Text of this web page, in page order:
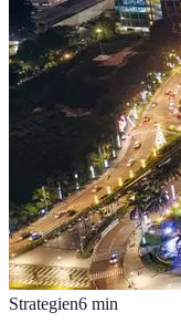
Strategien6 min